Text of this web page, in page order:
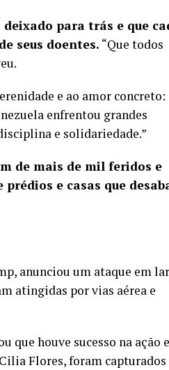
para trás e que
seus doentes. “Que todos
e ao amor concreto:
enfrentou grandes
e solidariedade.”
de mais de mil feridos e
e casas que
anunciou um ataque em
atingidas por vias aérea e
que houve sucesso na ação
Flores, foram capturados